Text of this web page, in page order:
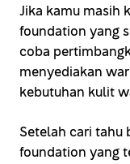
Jika kamu masih
foundation yang
coba
menyediakan
kebutuhan kulit
Setelah cari tahu
foundation yang